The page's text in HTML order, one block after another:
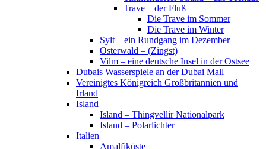
Trave – der Fluß
Die Trave im Sommer
Die Trave im Winter
Sylt – ein Rundgang im Dezember
Osterwald – (Zingst)
Vilm – eine deutsche Insel in der Ostsee
Dubais Wasserspiele an der Dubai Mall
Vereinigtes Königreich Großbritannien und
Irland
Island
Island – Thingvellir Nationalpark
Island – Polarlichter
Italien
Amalfiküste